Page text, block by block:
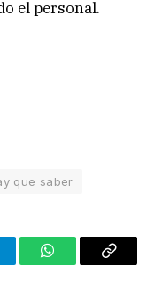
el personal.
que saber
WhatsAppCopy